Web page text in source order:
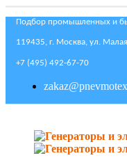
Подбор промышленных и
119435, г. Москва, ул.
+7 (495) 492-67-70